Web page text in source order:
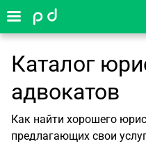
Каталог
адвокатов
Как найти хорошего
предлагающих свои